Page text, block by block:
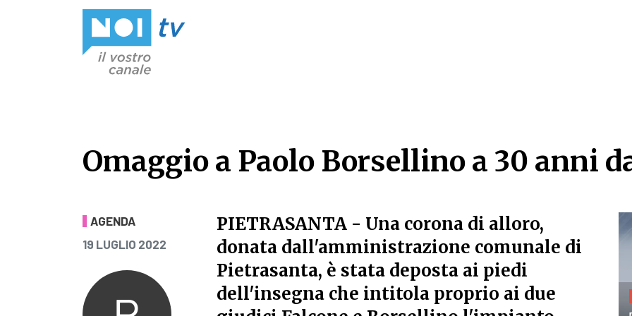
Omaggio a Paolo Borsellino a 30 anni
Omaggio a Paolo Borsellino a 30 anni
AGENDA
PUBBLICATO IL
19 LUGLIO 2022
PIETRASANTA - Una corona di alloro,
donata dall'amministrazione comunale di
Pietrasanta, è stata deposta ai piedi
dell'insegna che intitola proprio ai due